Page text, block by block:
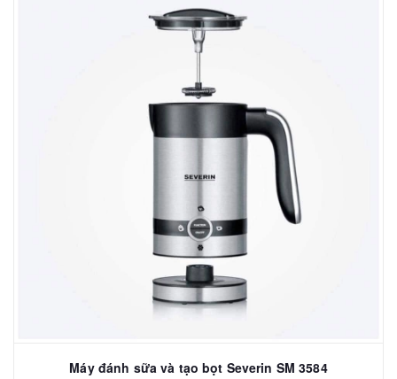
Máy đánh sữa và tạo bọt Severin SM 3584